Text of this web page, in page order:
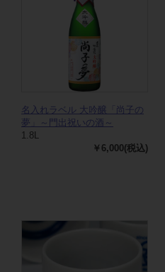
名入れラベル 大吟醸「尚子の
夢」～門出祝いの酒～
1.8L
￥6,000(税込)